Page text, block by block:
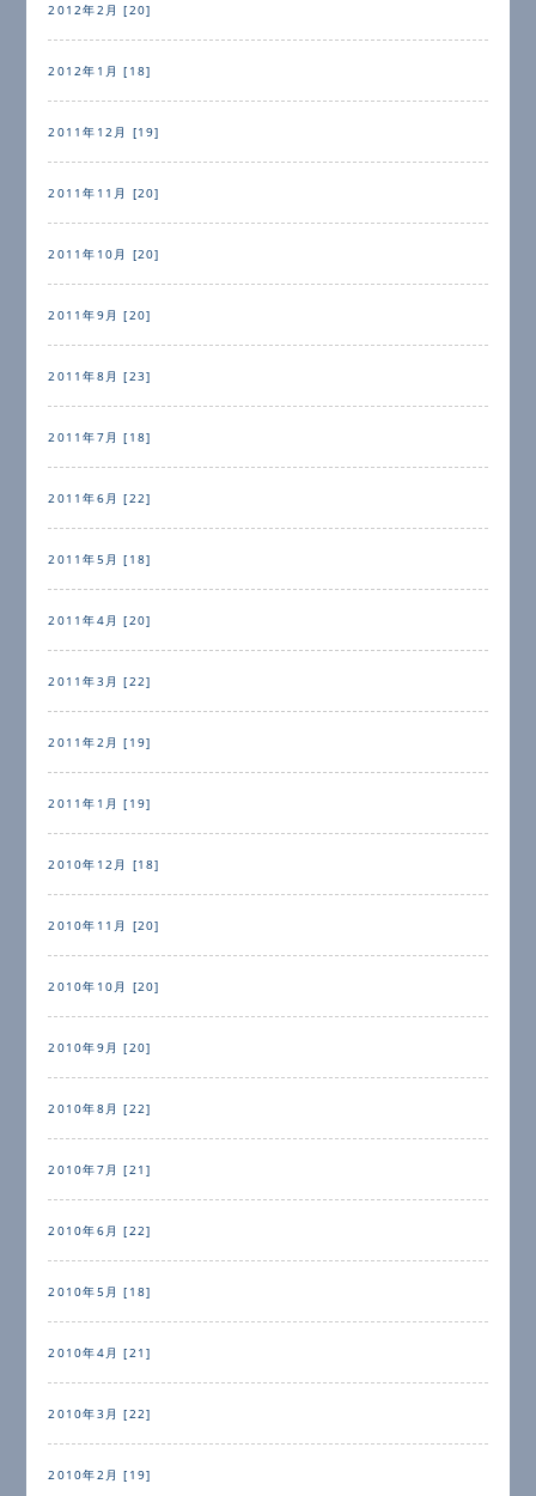
2012年2月 [20]
2012年1月 [18]
2011年12月 [19]
2011年11月 [20]
2011年10月 [20]
2011年9月 [20]
2011年8月 [23]
2011年7月 [18]
2011年6月 [22]
2011年5月 [18]
2011年4月 [20]
2011年3月 [22]
2011年2月 [19]
2011年1月 [19]
2010年12月 [18]
2010年11月 [20]
2010年10月 [20]
2010年9月 [20]
2010年8月 [22]
2010年7月 [21]
2010年6月 [22]
2010年5月 [18]
2010年4月 [21]
2010年3月 [22]
2010年2月 [19]